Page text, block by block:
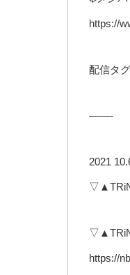
https://
配信タ
——-
2021
https://